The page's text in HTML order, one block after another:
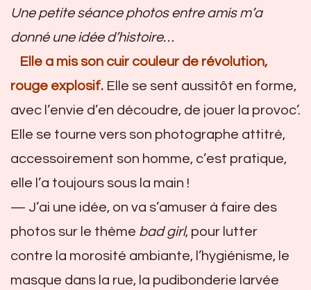
Une petite séance photos entre amis m’a
donné une idée d’histoire…
Elle a mis son cuir couleur de révolution,
rouge explosif. Elle se sent aussitôt en forme,
avec l’envie d’en découdre, de jouer la provoc’.
Elle se tourne vers son photographe attitré,
accessoirement son homme, c’est pratique,
elle l’a toujours sous la main !
— J’ai une idée, on va s’amuser à faire des
photos sur le thème bad girl, pour lutter
contre la morosité ambiante, l’hygiénisme, le
masque dans la rue, la pudibonderie larvée